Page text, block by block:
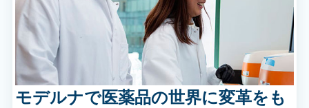
モデルナで医薬品の世界に変革をも